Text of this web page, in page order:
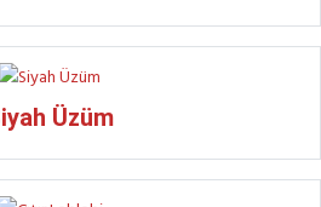
Üzüm